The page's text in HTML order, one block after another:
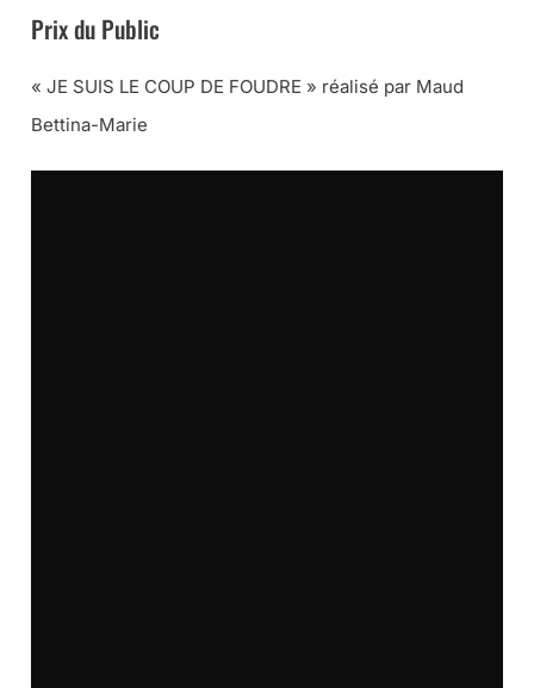
Prix du Public
« JE SUIS LE COUP DE FOUDRE » réalisé par Maud
Bettina-Marie